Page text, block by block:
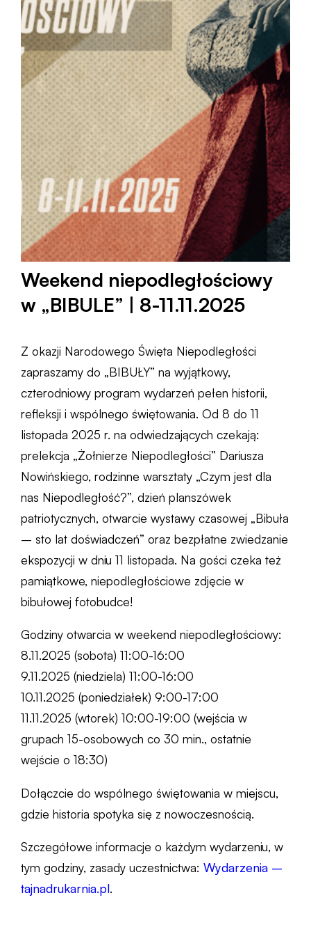
Weekend niepodległościowy
w „BIBULE” | 8-11.11.2025
Z okazji Narodowego Święta Niepodległości
zapraszamy do „BIBUŁY” na wyjątkowy,
czterodniowy program wydarzeń pełen historii,
refleksji i wspólnego świętowania. Od 8 do 11
listopada 2025 r. na odwiedzających czekają:
prelekcja „Żołnierze Niepodległości” Dariusza
Nowińskiego, rodzinne warsztaty „Czym jest dla
nas Niepodległość?”, dzień planszówek
patriotycznych, otwarcie wystawy czasowej „Bibuła
– sto lat doświadczeń” oraz bezpłatne zwiedzanie
ekspozycji w dniu 11 listopada. Na gości czeka też
pamiątkowe, niepodległościowe zdjęcie w
bibułowej fotobudce!
Godziny otwarcia w weekend niepodległościowy:
8.11.2025 (sobota) 11:00-16:00
9.11.2025 (niedziela) 11:00-16:00
10.11.2025 (poniedziałek) 9:00-17:00
11.11.2025 (wtorek) 10:00-19:00 (wejścia w
grupach 15-osobowych co 30 min., ostatnie
wejście o 18:30)
Dołączcie do wspólnego świętowania w miejscu,
gdzie historia spotyka się z nowoczesnością.
Szczegółowe informacje o każdym wydarzeniu, w
tym godziny, zasady uczestnictwa: Wydarzenia –
tajnadrukarnia.pl.